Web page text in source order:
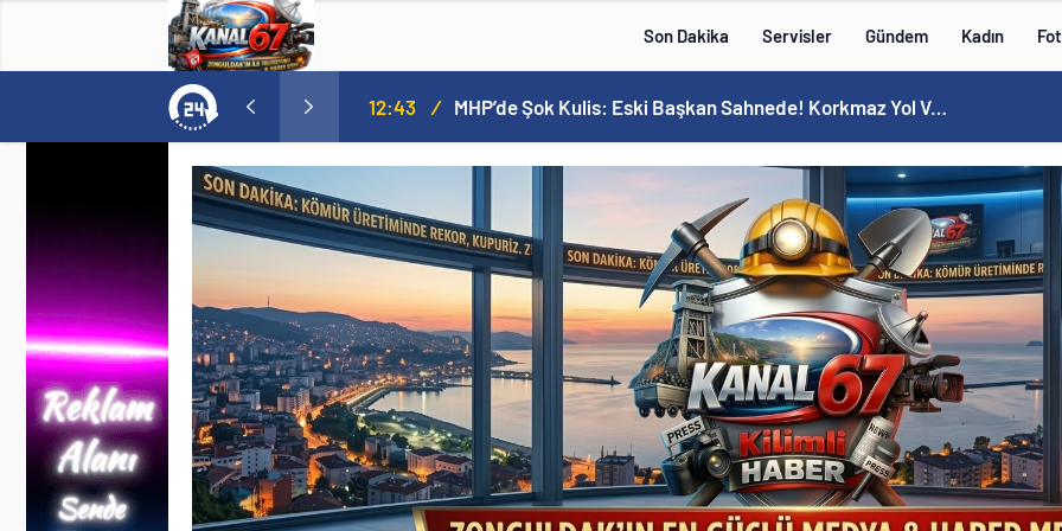
Son Dakika Servisler Gündem Kadın
12:43 / MHP’de Şok Kulis: Eski Başkan Sahnede! Korkmaz Yol Vermiyor